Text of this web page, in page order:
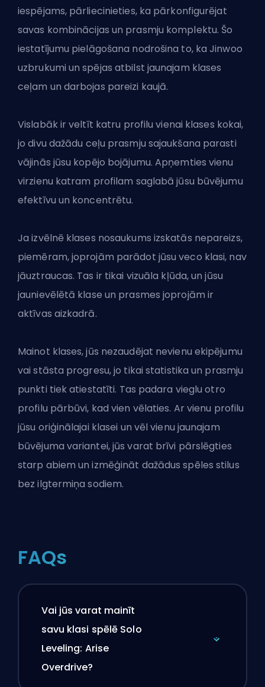
iespējams, pārliecinieties, ka pārkonfigurējat
savas kombinācijas un prasmju komplektu. Šo
iestatījumu pielāgošana nodrošina to, ka Jinwoo
uzbrukumi un spējas atbilst jaunajam klases
ceļam un darbojas pareizi kaujā.
Vislabāk ir veltīt katru profilu vienai klases kokai,
jo divu dažādu ceļu prasmju sajaukšana parasti
vājinās jūsu kopējo bojājumu. Apņemties vienu
virzienu katram profilam saglabā jūsu būvējumu
efektīvu un koncentrētu.
Ja izvēlnē klases nosaukums izskatās nepareizs,
piemēram, joprojām parādot jūsu veco klasi, nav
jāuztraucas. Tas ir tikai vizuāla kļūda, un jūsu
jaunievēlētā klase un prasmes joprojām ir
aktīvas aizkadrā.
Mainot klases, jūs nezaudējat nevienu ekipējumu
vai stāsta progresu, jo tikai statistika un prasmju
punkti tiek atiestatīti. Tas padara vieglu otro
profilu pārbūvi, kad vien vēlaties. Ar vienu profilu
jūsu oriģinālajai klasei un vēl vienu jaunajam
būvējuma variantei, jūs varat brīvi pārslēgties
starp abiem un izmēģināt dažādus spēles stilus
bez ilgtermiņa sodiem.
FAQs
Vai jūs varat mainīt
savu klasi spēlē Solo
Leveling: Arise
Overdrive?